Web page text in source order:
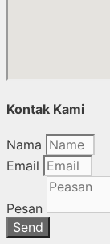
Kontak Kami
Nama
Email
Pesan
Send